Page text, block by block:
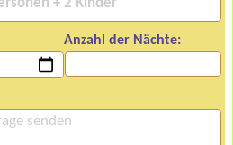
Anzahl der Nächte: